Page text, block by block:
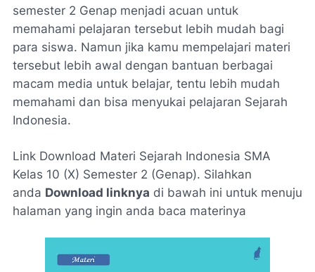
semester 2 Genap menjadi acuan untuk
memahami pelajaran tersebut lebih mudah bagi
para siswa. Namun jika kamu mempelajari materi
tersebut lebih awal dengan bantuan berbagai
macam media untuk belajar, tentu lebih mudah
memahami dan bisa menyukai pelajaran Sejarah
Indonesia.
Link Download Materi Sejarah Indonesia SMA
Kelas 10 (X) Semester 2 (Genap). Silahkan
anda Download linknya di bawah ini untuk menuju
halaman yang ingin anda baca materinya